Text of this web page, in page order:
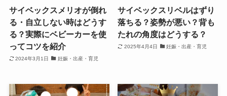
サイベックスメリオが倒れ
る・自立しない時はどうす
る？実際にベビーカーを使
ってコツを紹介
2024年3月1日 妊娠・出産・育児
サイベックスリベルはずり
落ちる？姿勢が悪い？背も
たれの角度はどうする？
2025年4月4日 妊娠・出産・育児